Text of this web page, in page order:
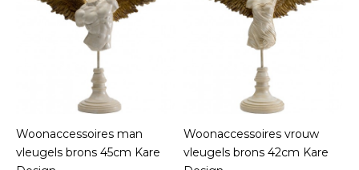
Woonaccessoires man
vleugels brons 45cm Kare
Woonaccessoires vrouw
vleugels brons 42cm Kare